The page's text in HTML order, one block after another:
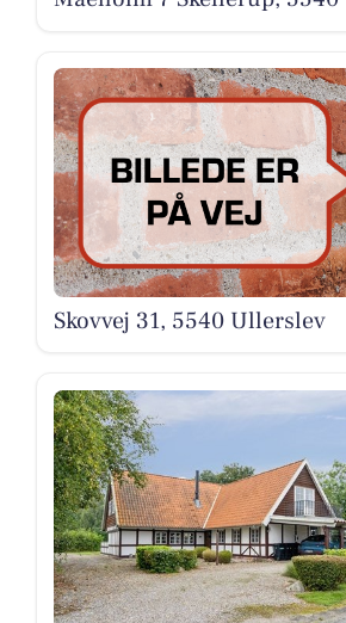
Skovvej 31, 5540 Ullerslev